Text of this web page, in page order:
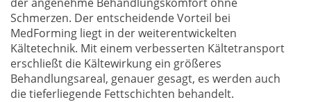
Schmerzen. Der entscheidende Vorteil bei
MedForming liegt in der weiterentwickelten
Kältetechnik. Mit einem verbesserten Kältetransport
erschließt die Kältewirkung ein größeres
Behandlungsareal, genauer gesagt, es werden auch
die tieferliegende Fettschichten behandelt.